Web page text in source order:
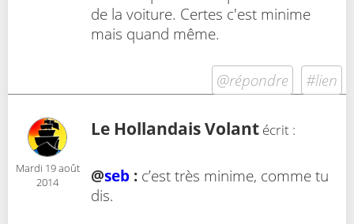
de la voiture. Certes c'est minime
mais quand même.
@répondre #lien
Mardi 19 août
2014
Le Hollandais Volant écrit :
@seb : c’est très minime, comme tu
dis.